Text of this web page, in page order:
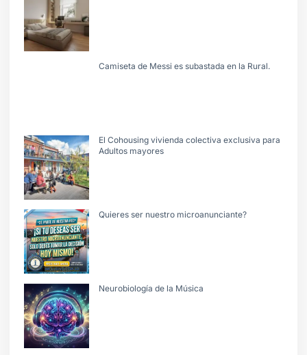
Camiseta de Messi es subastada en la Rural.
El Cohousing vivienda colectiva exclusiva para
Adultos mayores
Quieres ser nuestro microanunciante?
Neurobiología de la Música